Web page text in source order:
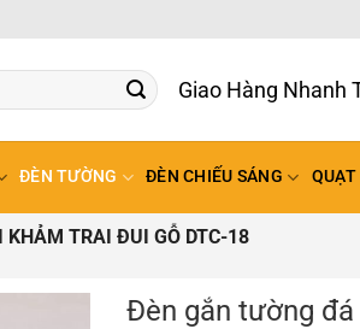
Giao H
ĐÈN TƯỜNG ĐÈN CHIẾU SÁNG
TRAI ĐUI GỖ DTC-18
Đèn gắn tường